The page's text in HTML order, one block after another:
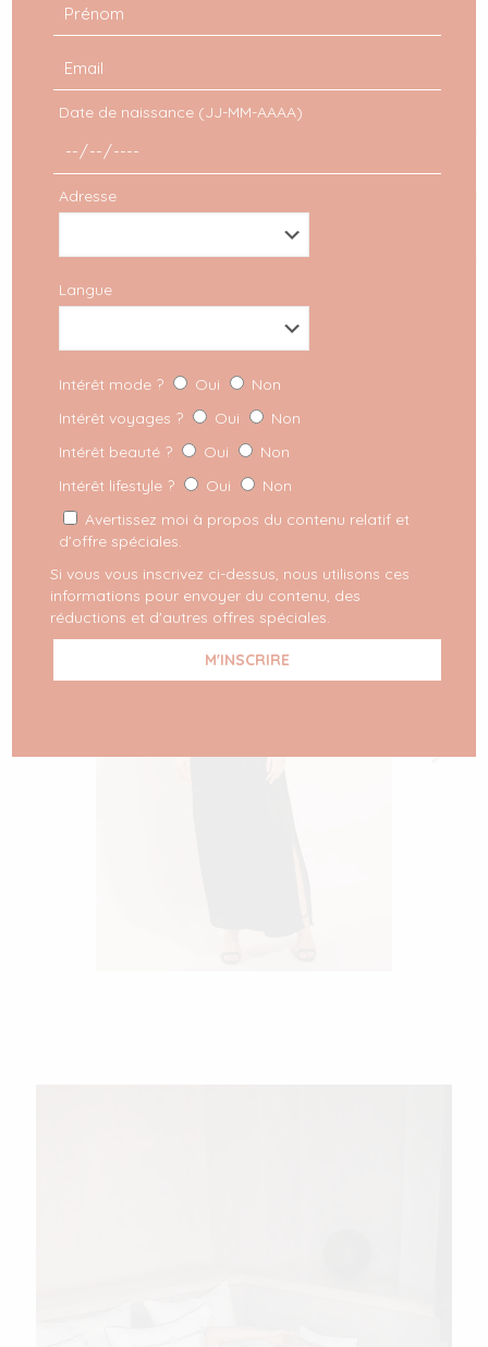
Date de naissance (JJ-MM-AAAA)
Adresse
Langue
Intérêt mode ? Oui
Non
Intérêt voyages ?
Oui
Non
Intérêt beauté ?
Oui
Non
Intérêt lifestyle ?
Oui
Non
Avertissez moi à propos du contenu relatif et
d’offre spéciales.
Si vous vous inscrivez ci-dessus, nous utilisons ces
informations pour envoyer du contenu, des
réductions et d'autres offres spéciales.